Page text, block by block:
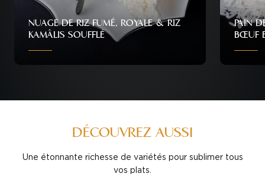
NUAGE DE RIZ FUMÉ, ROYALE & RIZ
KAMÂLIS SOUFFLÉ
PAIN
BŒUF
DÉCOUVREZ AUSSI
Une étonnante richesse de variétés pour sublimer tous
vos plats.